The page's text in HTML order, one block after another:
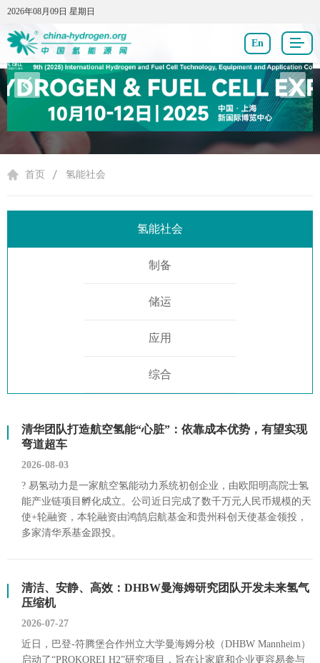
2026年08月09日 星期日
2026年08月09日 星期日
En
氢能社会
首页 氢能社会
氢能社会
制备
储运
应用
综合
清华团队打造航空氢能“心脏”：依靠成本优势，有望实现
弯道超车
2026-08-03
? 易氢动力是一家航空氢能动力系统初创企业，由欧阳明高院士氢
能产业链项目孵化成立。公司近日完成了数千万元人民币规模的天
使+轮融资，本轮融资由鸿鹄启航基金和贵州科创天使基金领投，
多家清华系基金跟投。
清洁、安静、高效：DHBW曼海姆研究团队开发未来氢气
压缩机
2026-07-27
近日，巴登-符腾堡合作州立大学曼海姆分校（DHBW Mannheim）
启动了“PROKOREI H2”研究项目，旨在让家庭和企业更容易参与